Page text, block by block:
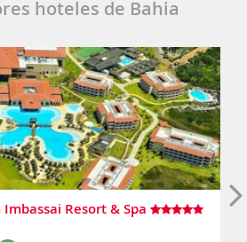
hoteles de Bahia
Resort & Spa